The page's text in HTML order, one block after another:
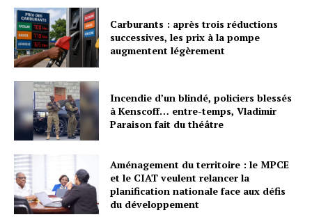
Carburants : après trois réductions
successives, les prix à la pompe
augmentent légèrement
Incendie d’un blindé, policiers blessés
à Kenscoff… entre-temps, Vladimir
Paraison fait du théâtre
Aménagement du territoire : le MPCE
et le CIAT veulent relancer la
planification nationale face aux défis
du développement